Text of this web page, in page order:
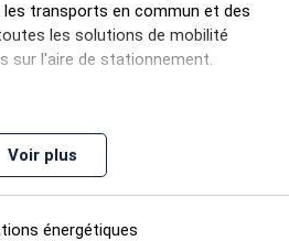
transports en commun et des
les solutions de mobilité
sur l'aire de stationnement.
Dispo Loyer Charges
Voir plus
énergétiques